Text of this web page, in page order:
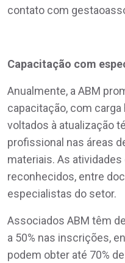
contato com
Capacitação com
Anualmente, a ABM
capacitação, com carga
voltados à atualização
profissional nas áreas
materiais. As
reconhecidos, entre
especialistas do setor.
Associados ABM têm
a 50% nas inscrições,
podem obter até 70%